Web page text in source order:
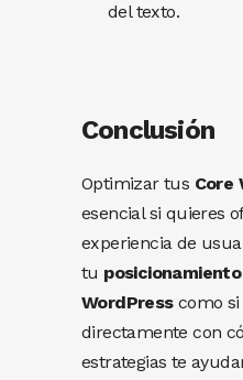
del texto.
Conclusión
Optimizar tus Core
esencial si quieres
experiencia de
tu posicionamiento
WordPresscomo si
directamente con
estrategias te